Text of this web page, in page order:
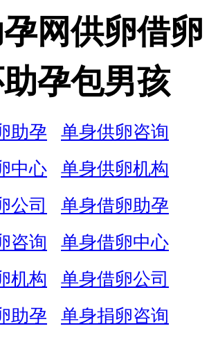
网供卵借卵
孕包男孩
助孕
单身供卵咨询
中心
单身供卵机构
公司
单身借卵助孕
咨询
单身借卵中心
机构
单身借卵公司
助孕
单身捐卵咨询